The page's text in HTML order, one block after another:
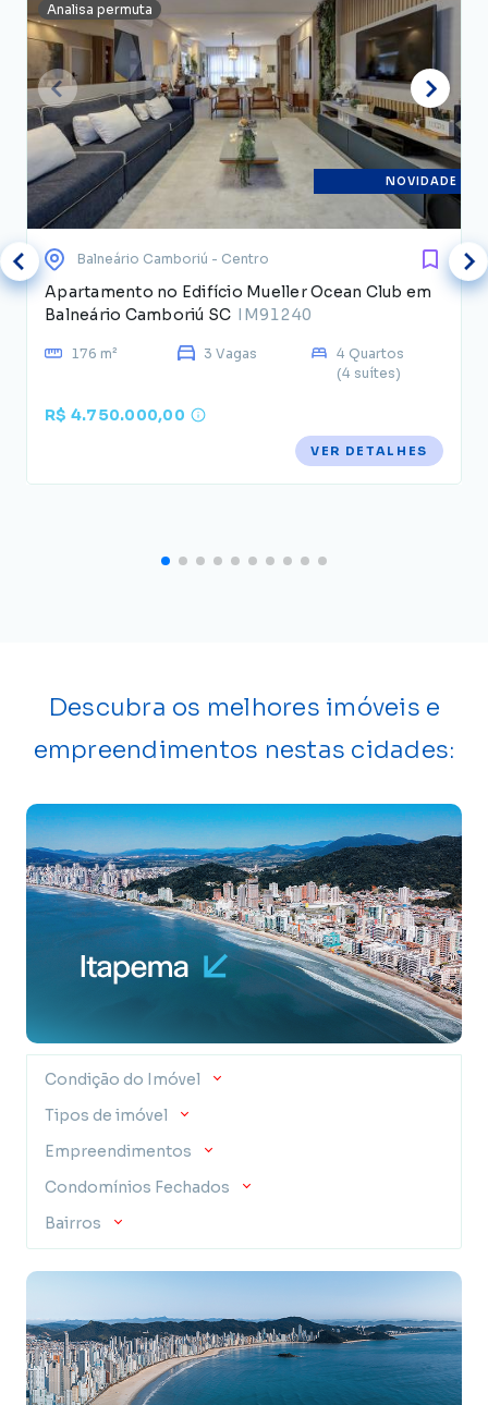
Analisa permuta
NOVIDADE
Balneário Camboriú - Centro
Apartamento no Edifício Mueller Ocean Club em
Balneário Camboriú SC
IM91240
176 m² 3 Vagas
4 Quartos
(4 suítes)
R$ 4.750.000,00
VER DETALHES
Descubra os melhores imóveis e
empreendimentos nestas cidades:
Condição do Imóvel
Tipos de imóvel
Empreendimentos
Condomínios Fechados
Bairros